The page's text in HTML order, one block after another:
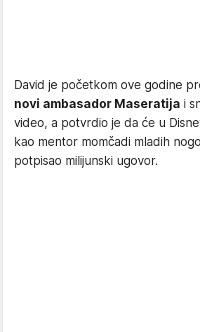
David je početkom ove godine
novi ambasador Maseratija i
video, a potvrdio je da će u
kao mentor momčadi mladih
potpisao milijunski ugovor.